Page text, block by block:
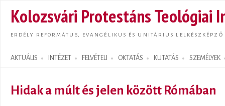
Kolozsvári Protestáns Teológiai
ERDÉLY REFORMÁTUS, EVANGÉLIKUS ÉS UNITÁRIUS LELKÉSZKÉPZŐ
AKTUÁLIS INTÉZET FELVÉTELI OKTATÁS KUTATÁS SZEMÉLYEK
Search form
Hidak a múlt és jelen között Rómában